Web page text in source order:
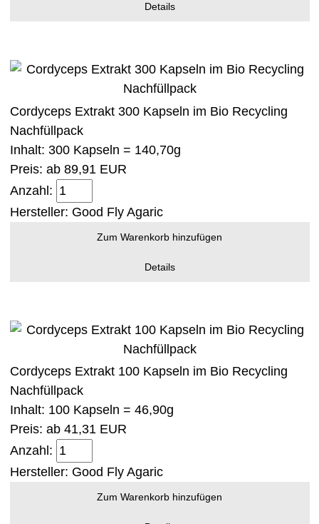
Details
Cordyceps Extrakt 300 Kapseln im Bio Recycling
Nachfüllpack
Inhalt: 300 Kapseln = 140,70g
Preis: ab 89,91 EUR
Anzahl:
Hersteller: Good Fly Agaric
Zum Warenkorb hinzufügen
Details
Cordyceps Extrakt 100 Kapseln im Bio Recycling
Nachfüllpack
Inhalt: 100 Kapseln = 46,90g
Preis: ab 41,31 EUR
Anzahl:
Hersteller: Good Fly Agaric
Zum Warenkorb hinzufügen